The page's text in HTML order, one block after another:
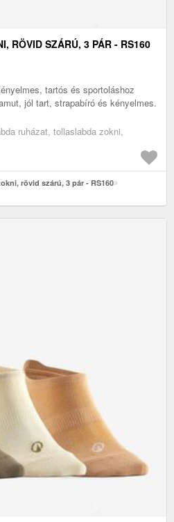
RÖVID SZÁRÚ, 3 PÁR - RS160
tartós és sportoláshoz
jól tart, strapabíró és kényelmes.
ruházat, tollaslabda zokni,
rövid szárú, 3 pár - RS160